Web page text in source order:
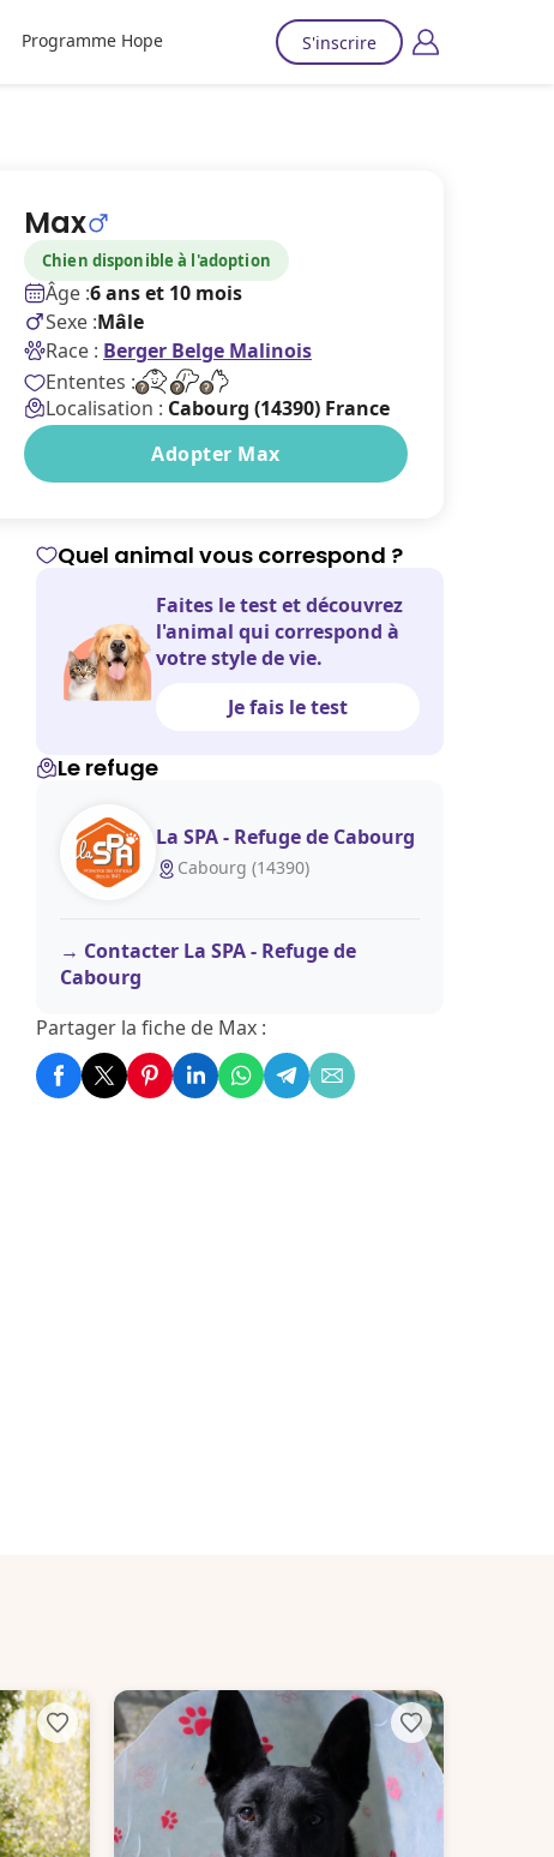
Programme Hope S'inscrire
Max
Chien disponible à l'adoption
Âge :6 ans et 10 mois
Sexe :Mâle
Race : Berger Belge Malinois
Ententes :
Localisation : Cabourg (14390) France
Adopter Max
Quel animal vous correspond ?
Faites le test et découvrez
l'animal qui correspond à
votre style de vie.
Je fais le test
Le refuge
La SPA - Refuge de Cabourg
Cabourg (14390)
Contacter La SPA - Refuge de
Cabourg
Partager la fiche de Max :